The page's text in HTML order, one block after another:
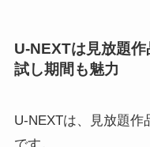
U-NEXTは見放題
試し期間も魅力
U-NEXTは、見放題作